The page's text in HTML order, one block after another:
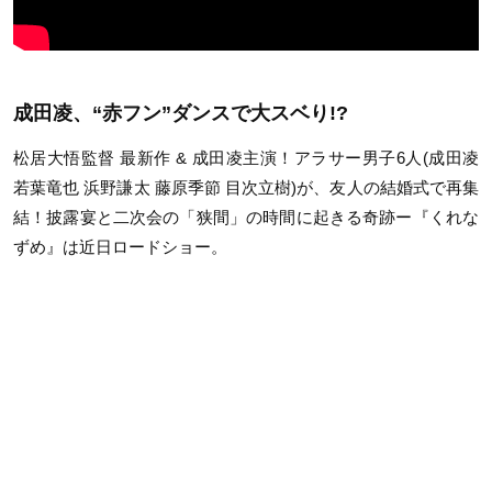
成田凌、“赤フン”ダンスで大スベり!?
松居大悟監督 最新作 & 成田凌主演！アラサー男子6人(成田凌
若葉⻯也 浜野謙太 藤原季節 目次立樹)が、友人の結婚式で再集
結！披露宴と二次会の「狭間」の時間に起きる奇跡ー『くれな
ずめ』は近日ロードショー。